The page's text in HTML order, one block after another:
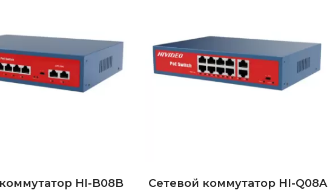
HI-B08B Сетевой коммутатор HI-Q08A